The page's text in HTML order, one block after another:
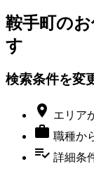
鞍手町の
す
検索条件を変
 エリア
 職種か
playlist_add_check 詳細条